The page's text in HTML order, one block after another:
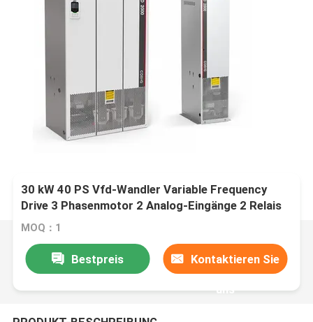
30 kW 40 PS Vfd-Wandler Variable Frequency
Drive 3 Phasenmotor 2 Analog-Eingänge 2 Relais
MOQ：1
Bestpreis Kontaktieren Sie
uns